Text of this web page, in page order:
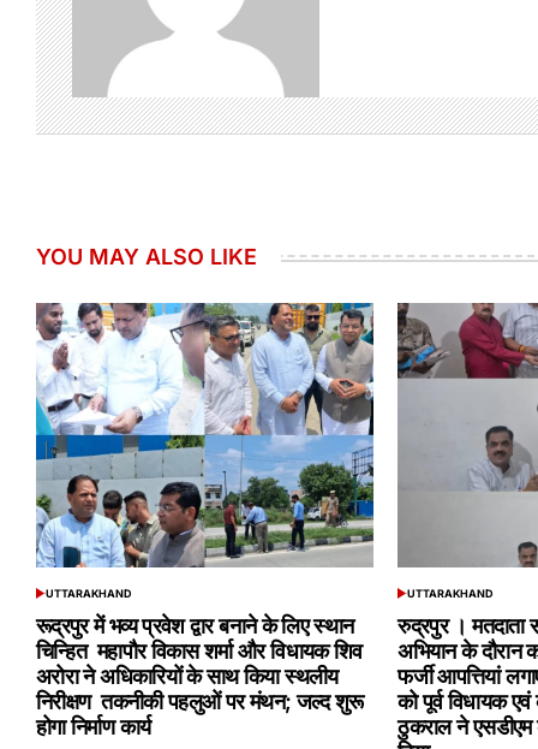
YOU MAY ALSO LIKE
POSTED
UTTARAKHAND
रूद्रपुर में भव्य प्रवेश द्वार बनाने के लिए स्थान
चिन्हित महापौर विकास शर्मा और विधायक शिव
अरोरा ने अधिकारियों के साथ किया स्थलीय
निरीक्षण तकनीकी पहलुओं पर मंथन; जल्द शुरू
होगा निर्माण कार्य
POSTED
UTTARAKHAND
रुद्रपुर । मतदाता
अभियान के
फर्जी आपत्तियां
को पूर्व विधायक
ठुकराल ने एसडीएम